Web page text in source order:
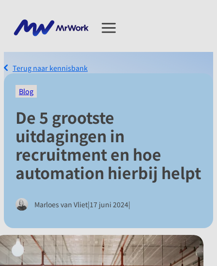
Terug naar kennisbank
Blog
De 5 grootste
uitdagingen in
recruitment en hoe
automation hierbij helpt
Marloes van Vliet|17 juni 2024|